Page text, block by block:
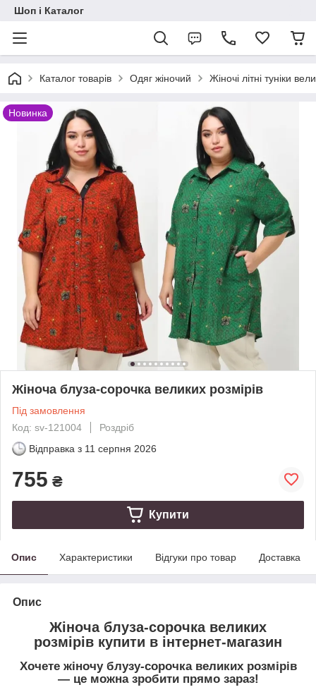
Шоп і Каталог
Каталог товарів Одяг жіночий Жіночі літні туніки
Новинка
Жіноча блуза-сорочка великих розмірів
Під замовлення
Код: sv-121004
Роздріб
Відправка з 11 серпня 2026
755 ₴
Купити
Опис Характеристики Відгуки про товар Доставка
Опис
Жіноча блуза-сорочка великих
розмірів купити в інтернет-магазин
Хочетежіночу блузу-сорочка великих розмірів
— це можна зробити прямо зараз!